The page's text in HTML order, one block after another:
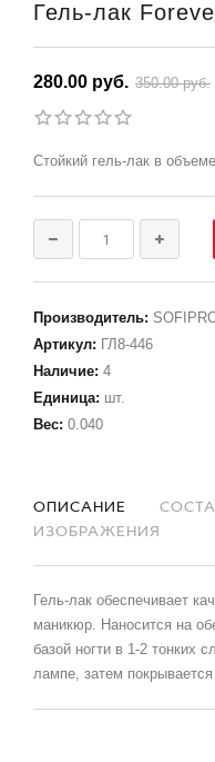
Гель-лак
280.00 руб. 350.00 руб.
Стойкий гель-лак в
Производитель:
Артикул: ГЛ8-446
Наличие: 4
Единица: шт.
Вес: 0.040
ОПИСАНИЕ
ИЗОБРАЖЕНИЯ
Гель-лак обеспечивает
маникюр. Наносится на
базой ногти в 1-2 тонких
лампе, затем